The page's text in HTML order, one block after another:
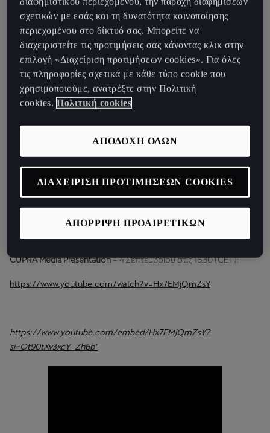
του Μονάχου
Στην Έκθεση του Μονάχου IAA Mobility, η CUPRA θα αποκαλύψει
το πρωτότυπο DarkRebel, ένα αυτοκίνητο που ξεπερνάει τα όρια
του σχεδιασμού, της απόδοσης ακόμα και των ερωτημάτων για
τον τρόπο με τον οποίο τα αυτοκίνητα θα σχεδιαστούν στο
μέλλον για τις νέες γενιές.
Λεπτομέρειες για τα δύο live events:
Volkswagen Group Night
https://youtube.com/live/uZusv4OEuzI
CUPRA Media Presentation– 4 Σεπτεμβρίου στις 16.30 (CET):
https://www.youtube.com/watch?v=Hx7EMjQmZsY
https://www.youtube.com/embed/Hx7EMjQmZsY?
si=Ot90tXv3xcY_Zh6b"
σχετικών με εσάς και τη δυνατότητα κοινοποίησης
περιεχομένου στο δίκτυό σας. Μπορείτε να
διαχειριστείτε τις προτιμήσεις σας κάνοντας κλικ στην
επιλογή «Διαχείριση προτιμήσεων cookies». Για όλες
τις πληροφορίες σχετικά με κάθε τύπο cookie που
χρησιμοποιούμε, ανατρέξτε στην Πολιτική
cookies. Πολιτική cookies
ΑΠΟΡΡΙΨΗ ΠΡΟΑΙΡΕΤΙΚΩΝ
ΑΠΟΔΟΧΗ ΟΛΩΝ
ΔΙΑΧΕΙΡΙΣΗ ΠΡΟΤΙΜΗΣΕΩΝ COOKIES